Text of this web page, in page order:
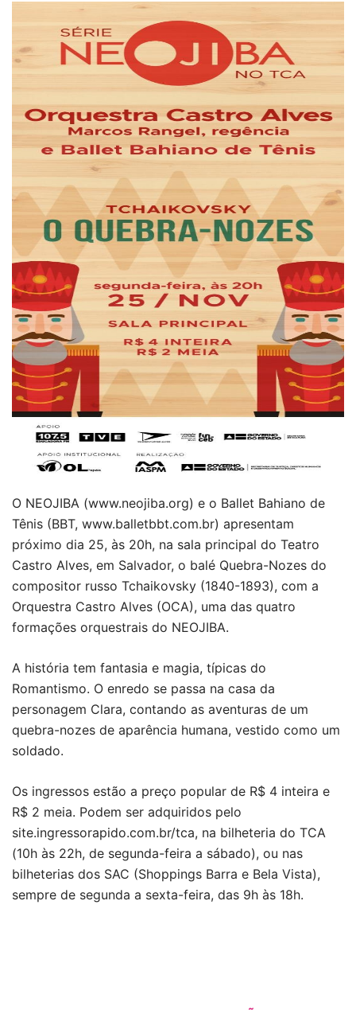
O NEOJIBA (www.neojiba.org) e o Ballet Bahiano de
Tênis (BBT, www.balletbbt.com.br) apresentam
próximo dia 25, às 20h, na sala principal do Teatro
Castro Alves, em Salvador, o balé Quebra-Nozes do
compositor russo Tchaikovsky (1840-1893), com a
Orquestra Castro Alves (OCA), uma das quatro
formações orquestrais do NEOJIBA.
A história tem fantasia e magia, típicas do
Romantismo. O enredo se passa na casa da
personagem Clara, contando as aventuras de um
quebra-nozes de aparência humana, vestido como um
soldado.
Os ingressos estão a preço popular de R$ 4 inteira e
R$ 2 meia. Podem ser adquiridos pelo
site.ingressorapido.com.br/tca, na bilheteria do TCA
(10h às 22h, de segunda-feira a sábado), ou nas
bilheterias dos SAC (Shoppings Barra e Bela Vista),
sempre de segunda a sexta-feira, das 9h às 18h.